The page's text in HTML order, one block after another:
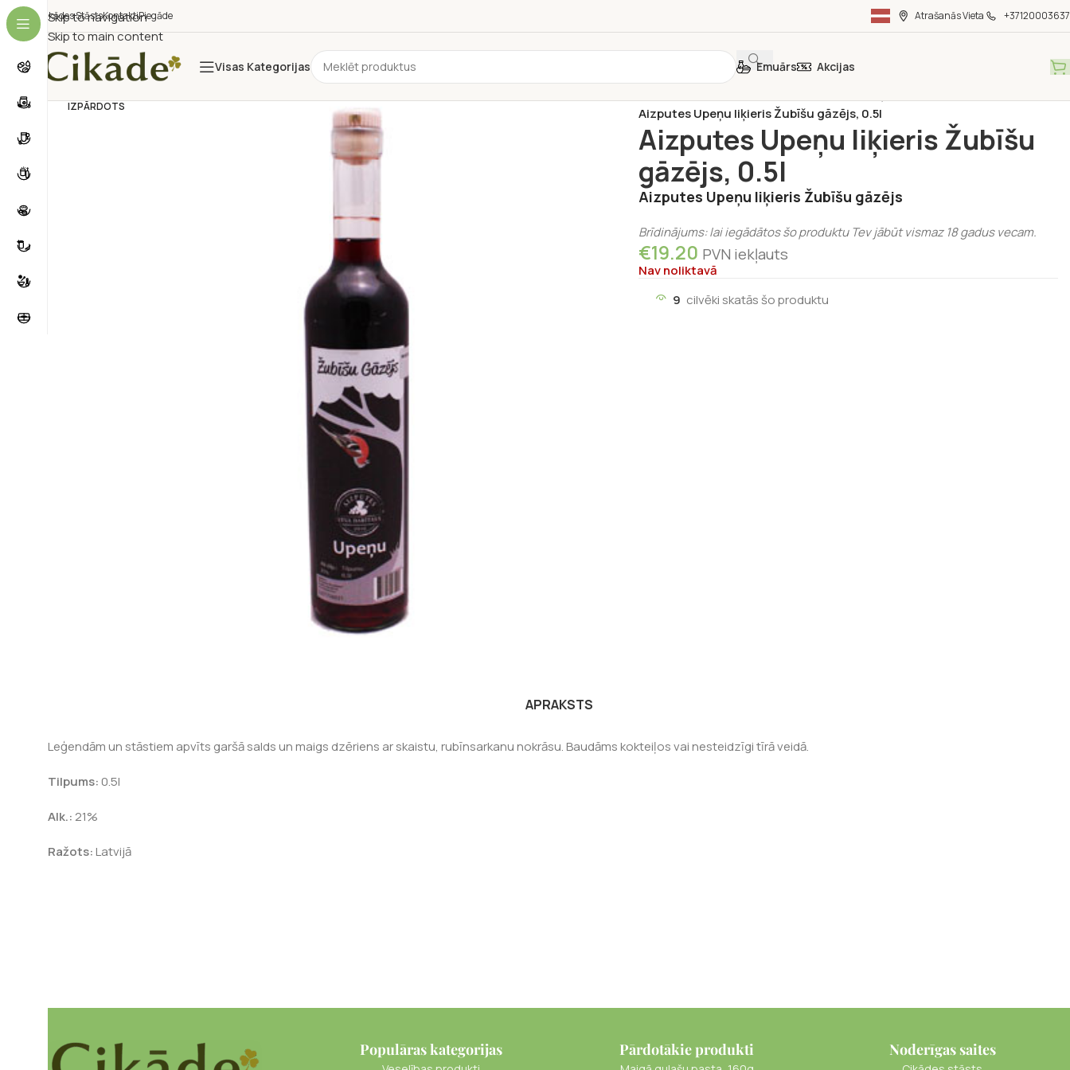
Skip to navigation
Skip to main content
Cikādes StāstsKontaktiPiegāde Atrašanās Vieta +37120003637
Visas Kategorijas Emuārs Akcijas
IZPĀRDOTS
Aizputes Upeņu liķieris Žubīšu gāzējs, 0.5l
Aizputes Upeņu liķieris Žubīšu
gāzējs, 0.5l
Aizputes Upeņu liķieris Žubīšu gāzējs
Brīdinājums: lai iegādātos šo produktu Tev jābūt vismaz 18 gadus vecam.
€19.20 PVN iekļauts
Nav noliktavā
9 cilvēki skatās šo produktu
APRAKSTS
Leģendām un stāstiem apvīts garšā salds un maigs dzēriens ar skaistu, rubīnsarkanu nokrāsu. Baudāms kokteiļos vai nesteidzīgi tīrā veidā.
Tilpums:0.5l
Alk.: 21%
Ražots:Latvijā
Populāras kategorijas Pārdotākie produkti Noderīgas saites